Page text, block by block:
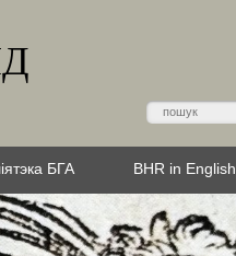
БГА BHR in English